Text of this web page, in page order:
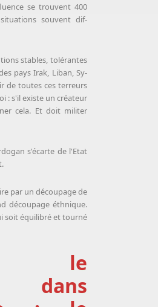
se trouvent 400
sou­vent dif­
stables, to­lé­rantes
pays Irak, Li­ban, Sy­
de toutes ces ter­reurs
: s'il existe un créa­teur
ce­la. Et doit mi­li­ter
s'écarte de l'Etat
par un découpage de
découpage éthnique.
soit équi­lib­ré et tour­né
le
dans